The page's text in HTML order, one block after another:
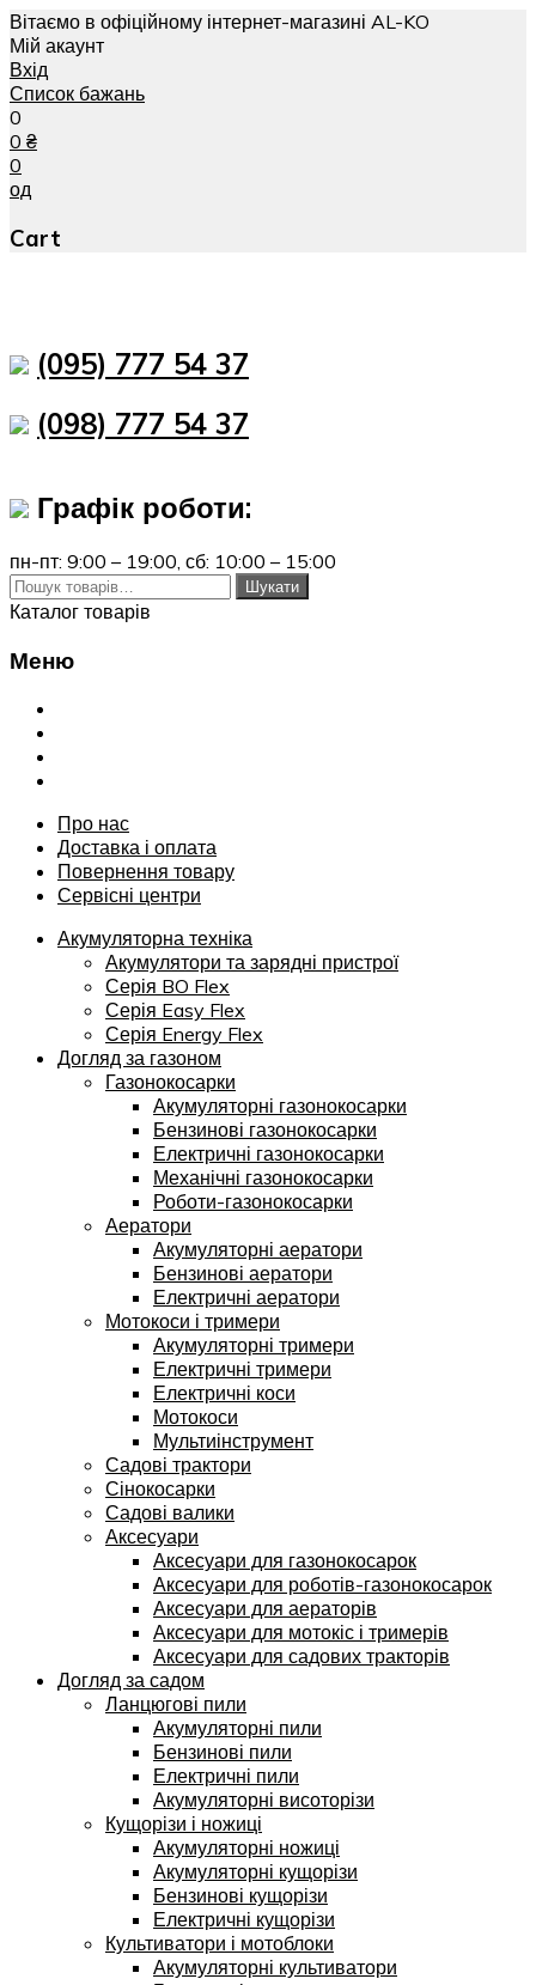
Вітаємо в офіційному інтернет-магазині AL-KO
Мій акаунт
Вхід
Список бажань
0
0 ₴
0
од
Cart
(095) 777 54 37
(098) 777 54 37
Графік роботи:
пн-пт: 9:00 – 19:00, сб: 10:00 – 15:00
Шукати:
Шукати
Каталог товарів
Меню
Переглянути
Про нас
Доставка і оплата
Повернення товару
Сервісні центри
Акумуляторна техніка
Акумулятори та зарядні пристрої
Серія BO Flex
Серія Easy Flex
Серія Energy Flex
Догляд за газоном
Газонокосарки
Акумуляторні газонокосарки
Бензинові газонокосарки
Електричні газонокосарки
Механічні газонокосарки
Роботи-газонокосарки
Аератори
Акумуляторні аератори
Бензинові аератори
Електричні аератори
Мотокоси і тримери
Акумуляторні тримери
Електричні тримери
Електричні коси
Мотокоси
Мультиінструмент
Садові трактори
Сінокосарки
Садові валики
Аксесуари
Аксесуари для газонокосарок
Аксесуари для роботів-газонокосарок
Аксесуари для аераторів
Аксесуари для мотокіс і тримерів
Аксесуари для садових тракторів
Догляд за садом
Ланцюгові пили
Акумуляторні пили
Бензинові пили
Електричні пили
Акумуляторні висоторізи
Кущорізи і ножиці
Акумуляторні ножиці
Акумуляторні кущорізи
Бензинові кущорізи
Електричні кущорізи
Культиватори і мотоблоки
Акумуляторні культиватори